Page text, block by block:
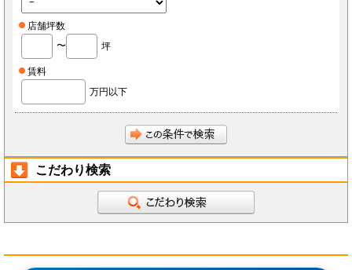
会員が個人情報の提供を拒んだ場合、本サービスを利用できないことがあります。
会員は、本サービスを通じて個人情報を取得した場合、自己の責任で個人情報保護に関する
法律を遵守するものとします。
第5条（秘密保持）
会員が本サービスを利用するうえで当社もしくは導入店へ開示した情報および提出した資料
前項にかかわらず、会員が秘密である旨を付して当社もしくは導入店へ開示し、当社もしく
は導入店がそれに同意した情報について、当社もしくは導入店は本サービスの運営に最低限
必要な会社、当社もしくは導入店の役員、従業員、関連会社、本サービスの再委託先、監査
員、従業員、監査法人、税理士、弁護士を除く第三者へ開示漏洩しないことに同意します。
本条第2項および第3項にかかわらず、秘密保持義務の対象からは以下の情報を除くことに会
開示された時点で既に公知の情報
開示された時点で被開示者が既に知っていた情報
開示について事前に開示者の承諾を得ている情報
開示された後、被開示者の責めによらず公知となった情報
被開示者が第三者より正当に得た情報
開示された情報と無関係に、被開示者が自ら開発、創作した情報
なお、本項に該当したことにより会員に損害が生じた場合であっても、当社はその責任を負わな
店舗坪数
〜
坪
賃料
万円以下
こだわり検索